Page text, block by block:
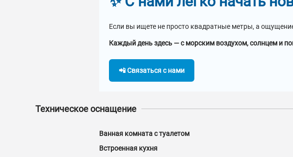
Если вы ищете не просто квадратные метры, а
Каждый день здесь — с морским воздухом, солнцем и
📲 Связаться с нами
Техническое оснащение
Ванная комната с туалетом
Встроенная кухня